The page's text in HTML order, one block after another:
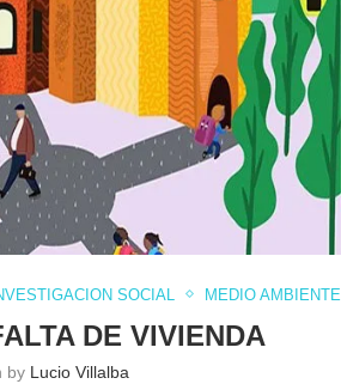
SOCIAL MEDIO AMBIENTE
DE VIVIENDA
by Lucio Villalba